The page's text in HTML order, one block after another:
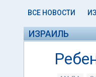
ВСЕ НОВОСТИ
ИЗРАИЛЬ